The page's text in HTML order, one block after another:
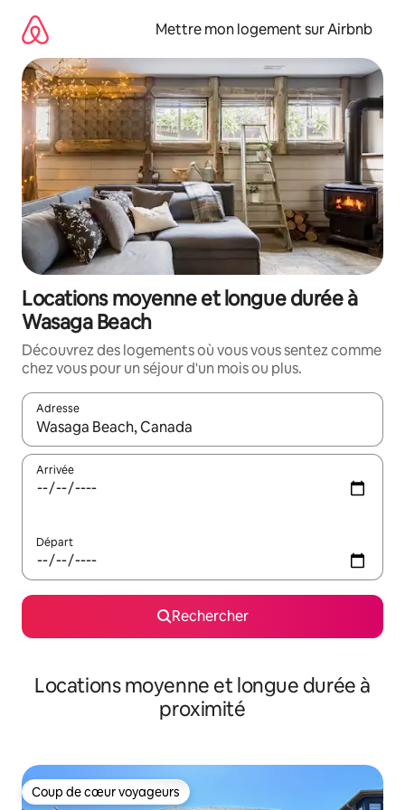
directement
contenu
Mettre mon logement sur Airbnb
Locations moyenne et longue durée à
Wasaga Beach
Découvrez des logements où vous vous sentez comme
chez vous pour un séjour d'un mois ou plus.
Adresse
Lorsque les résultats s'affichent, utilisez les flèches vers le
Arrivée
Départ
Rechercher
Locations moyenne et longue durée à
proximité
Coup de cœur voyageurs
Coup de cœur voyageurs